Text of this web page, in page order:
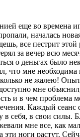
еще во времена
началась
все пестрит
за вечер всю
о деньгах было
что мне
не жалею!
мне
и в чем проблема
Каждый сеанс
в себя, в свои силы.
мне все, как
эти ноги растут.